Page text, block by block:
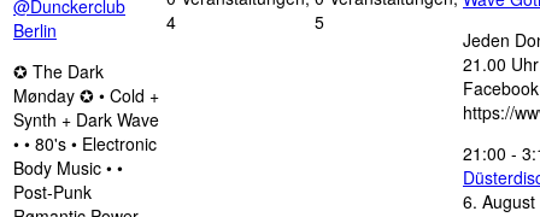
@Dunckerclub
Berlin
✪ The Dark
Mønday ✪ • Cold +
Synth + Dark Wave
• • 80's • Electronic
Body Music • •
Post-Punk
4
5
Jeden
21.00
https://
21:00 -
6.